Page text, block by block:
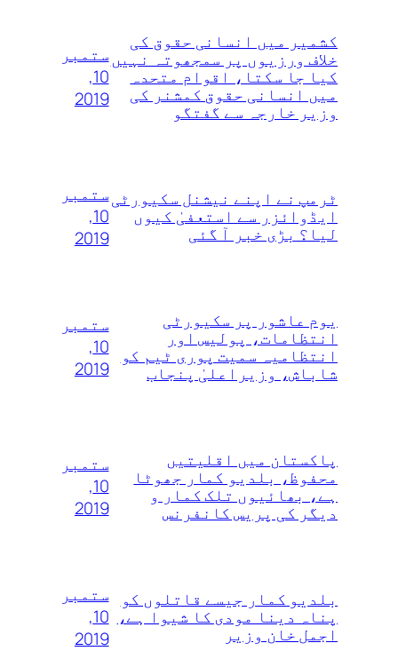
کشمیر میں انسانی حقوق کی
خلاف ورزیوں پر سمجھوتہ نہیں‌
کیا جا سکتا، اقوام متحدہ
میں انسانی حقوق کمشنر کی
وزیر خارجہ سے گفتگو
ستمبر
10,
2019
ٹرمپ نے اپنے نیشنل سکیورٹی
ایڈوائزر سے استعفیٰ کیوں
لیا؟ بڑی خبر آ گئی
ستمبر
10,
2019
یوم عاشور پر سکیورٹی
انتظامات، پولیس اور
انتظامیہ سمیت پوری ٹیم کو
شاباش، وزیراعلیٰ پنجاب
ستمبر
10,
2019
پاکستان میں اقلیتیں
محفوظ، بلدیو کمار جھوٹا
ہے، بھائیوں تلک کمار و
دیگر کی پریس کانفرنس
ستمبر
10,
2019
بلدیو کمار جیسے قاتلوں‌ کو
پناہ دینا مودی کا شیوا ہے،
اجمل خان وزیر
ستمبر
10,
2019